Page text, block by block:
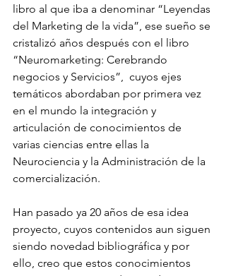
libro al que iba a denominar “Leyendas
del Marketing de la vida”, ese sueño se
cristalizó años después con el libro
“Neuromarketing: Cerebrando
negocios y Servicios”,  cuyos ejes
temáticos abordaban por primera vez
en el mundo la integración y
articulación de conocimientos de
varias ciencias entre ellas la
Neurociencia y la Administración de la
comercialización.
Han pasado ya 20 años de esa idea
proyecto, cuyos contenidos aun siguen
siendo novedad bibliográfica y por
ello, creo que estos conocimientos